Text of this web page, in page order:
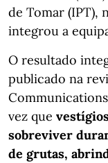
de Tomar (IPT),
integrou a
O resultado
publicado na
vez que
sobreviver
de grutas,